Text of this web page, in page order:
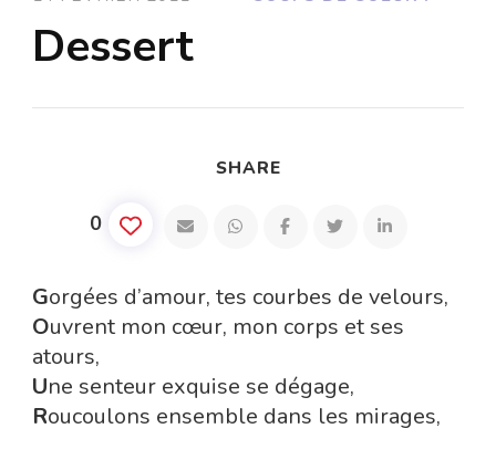
Dessert
SHARE
0
Gorgées d’amour, tes courbes de velours,
Ouvrent mon cœur, mon corps et ses
atours,
Une senteur exquise se dégage,
Roucoulons ensemble dans les mirages,